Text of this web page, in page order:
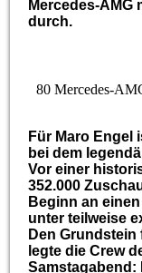
Mercedes-AMG
durch.
80 Mercedes-
Für Maro Engel
bei dem
Vor einer
352.000
Beginn an
unter teilweise
Den
legte die Crew
Samstagabend: